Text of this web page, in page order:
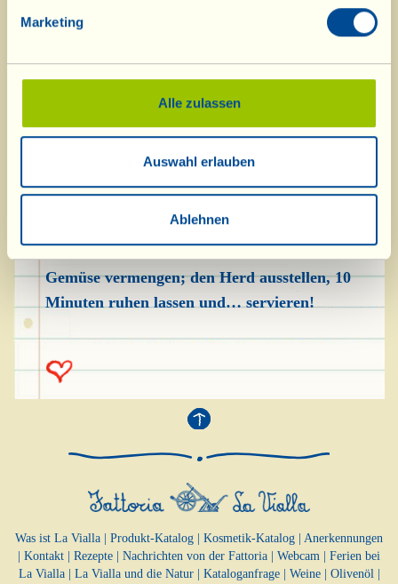
Marketing
Alle zulassen
Auswahl erlauben
Ablehnen
andünsten. Die Karotten hinzufügen, umrühren,
das warme Wasser angießen und weitere 5
Paprikastreifen in die Pfanne geben und mit
Salz und Pfeffer abschmecken. Das Gemüse von
Zeit zu Zeit vorsichtig mit dem Kochlöffel
umrühren, den Balsamessig hinzufügen und 15
dazugeben. Die Petersilienblättchen fein hacken
Gemüse vermengen; den Herd ausstellen, 10
Minuten ruhen lassen und… servieren!
Was ist La Vialla Produkt-Katalog Kosmetik-Katalog
Anerkennungen
Kontakt Rezepte Nachrichten von der Fattoria Webcam
Ferien bei
La Vialla| La Vialla und die Natur| Kataloganfrage| Weine| Olivenöl